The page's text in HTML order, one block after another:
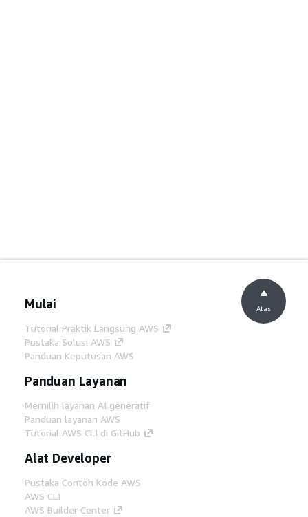
Mulai
Tutorial Praktik Langsung AWS
Pustaka Solusi AWS
Panduan Keputusan AWS
Panduan Layanan
Memilih layanan AI generatif
Panduan layanan AWS
Tutorial AWS CLI di GitHub
Alat Developer
Pustaka Contoh Kode AWS
AWS CLI
AWS Builder Center
Atas